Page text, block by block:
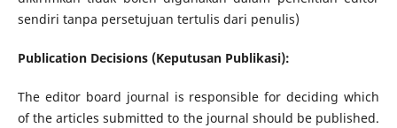
sendiri tanpa persetujuan tertulis dari penulis)
Publication Decisions (Keputusan Publikasi):
The editor board journal is responsible for deciding which
of the articles submitted to the journal should be published.